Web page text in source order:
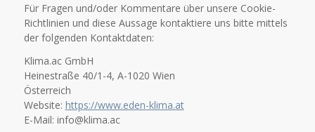
Für Fragen und/oder Kommentare über unsere Cookie-
Richtlinien und diese Aussage kontaktiere uns bitte mittels
der folgenden Kontaktdaten:
Klima.ac GmbH
Heinestraße 40/1-4, A-1020 Wien
Österreich
Website: https://www.eden-klima.at
E-Mail: info@klima.ac